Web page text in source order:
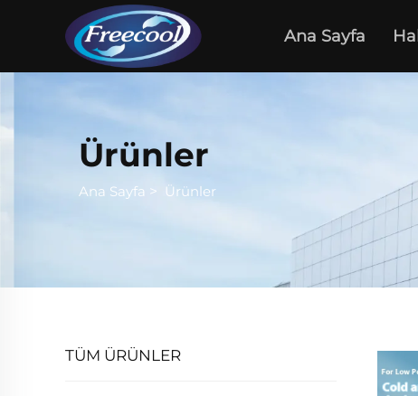
Ana Sayfa
Ürünler
Ana Sayfa > Ürünler
TÜM ÜRÜNLER